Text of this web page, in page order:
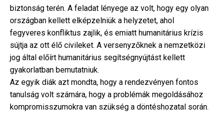
biztonság terén. A feladat lényege az volt, hogy egy olyan
országban kellett elképzelniük a helyzetet, ahol
fegyveres konfliktus zajlik, és emiatt humanitárius krízis
sújtja az ott élő civileket. A versenyzőknek a nemzetközi
jog által előírt humanitárius segítségnyújtást kellett
gyakorlatban bemutatniuk.
Az egyik diák azt mondta, hogy a rendezvényen fontos
tanulság volt számára, hogy a problémák megoldásához
kompromisszumokra van szükség a döntéshozatal során.